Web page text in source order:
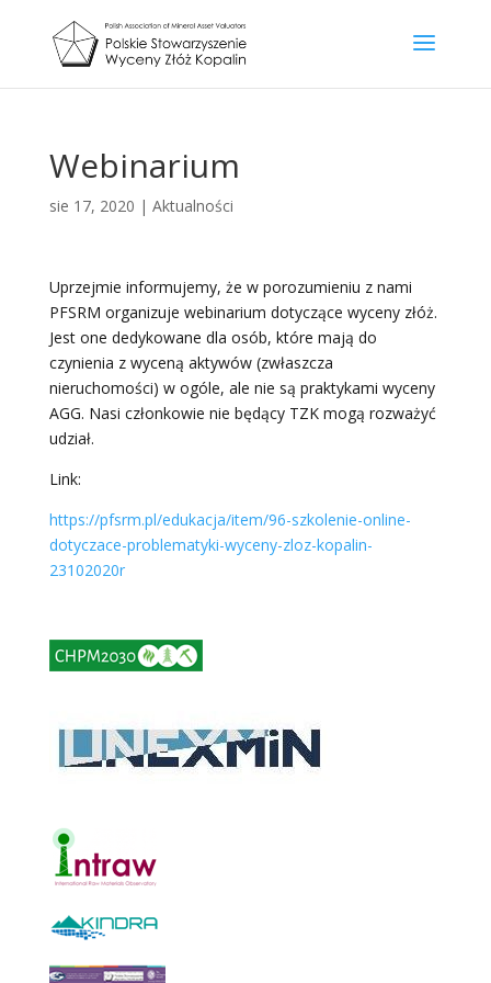
Webinarium
sie 17, 2020 | Aktualności
Uprzejmie informujemy, że w porozumieniu z nami
PFSRM organizuje webinarium dotyczące wyceny złóż.
Jest one dedykowane dla osób, które mają do
czynienia z wyceną aktywów (zwłaszcza
nieruchomości) w ogóle, ale nie są praktykami wyceny
AGG. Nasi członkowie nie będący TZK mogą rozważyć
udział.
Link:
https://pfsrm.pl/edukacja/item/96-szkolenie-online-
dotyczace-problematyki-wyceny-zloz-kopalin-
23102020r